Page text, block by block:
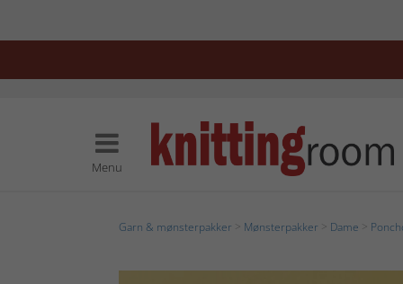
Menu
Garn & mønsterpakker Mønsterpakker Dame